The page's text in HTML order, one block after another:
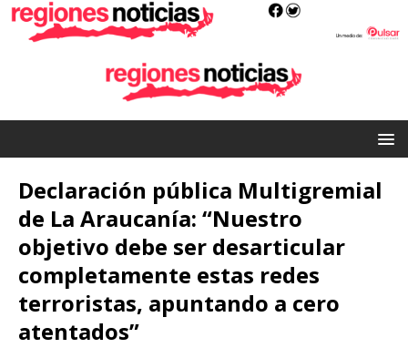
Declaración pública Multigremial
de La Araucanía: “Nuestro
objetivo debe ser desarticular
completamente estas redes
terroristas, apuntando a cero
atentados”